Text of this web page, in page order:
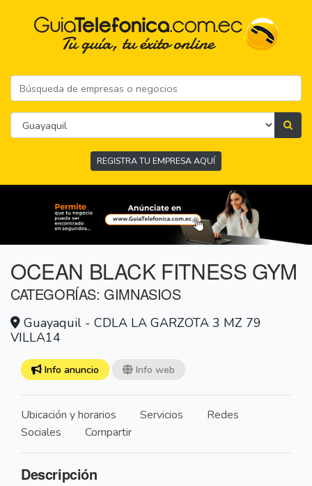
REGISTRA TU EMPRESA AQUÍ
OCEAN BLACK FITNESS GYM
CATEGORÍAS: GIMNASIOS
Guayaquil - CDLA LA GARZOTA 3 MZ 79
VILLA14
Info anuncio Info web
Ubicación y horarios Servicios
Redes
Sociales
Compartir
Descripción